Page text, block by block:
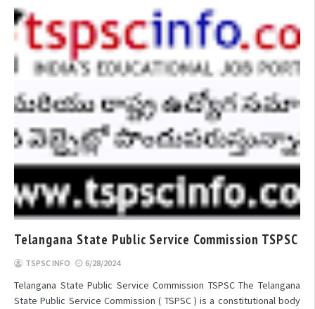
Telangana State Public Service Commission TSPSC
TSPSC INFO 6/28/2024
Telangana State Public Service Commission TSPSC The Telangana
State Public Service Commission ( TSPSC ) is a constitutional body